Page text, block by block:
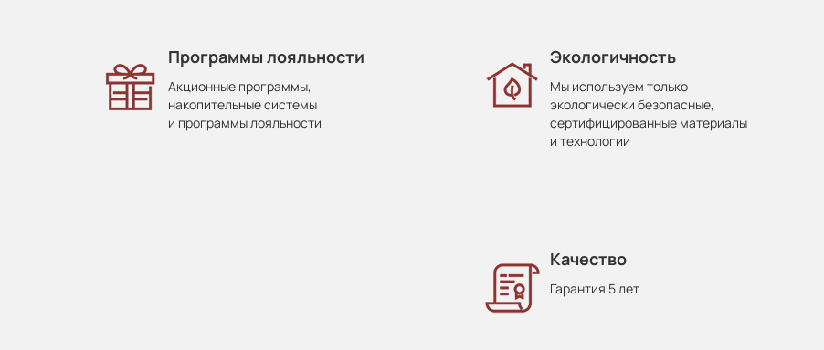
Программы лояльности
Акционные программы,
накопительные системы
и программы лояльности
Экологичность
Мы используем только
экологически безопасные,
сертифицированные материалы
и технологии
Качество
Гарантия 5 лет